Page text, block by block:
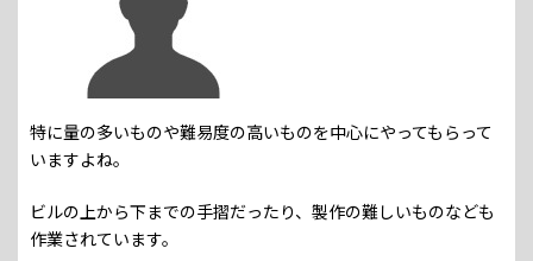
特に量の多いものや難易度の高いものを中心にやってもらって
いますよね。
ビルの上から下までの手摺だったり、製作の難しいものなども
作業されています。